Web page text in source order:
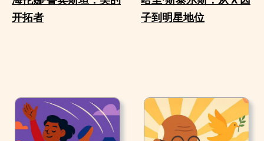
开拓者
子到明星地位